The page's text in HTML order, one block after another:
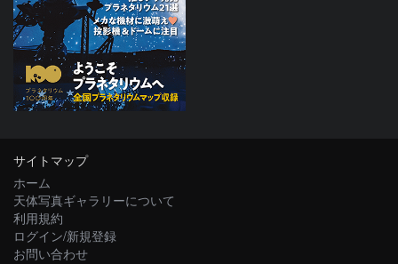
サイトマップ
ホーム
天体写真ギャラリーについて
利用規約
ログイン/新規登録
お問い合わせ